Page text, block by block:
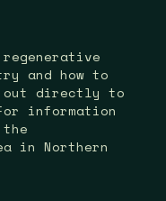
and how to
out directly to
information
in Northern